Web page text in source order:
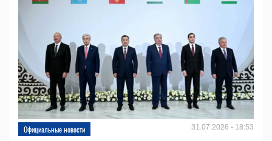
Официальные новости 31.07.2026 - 18:53